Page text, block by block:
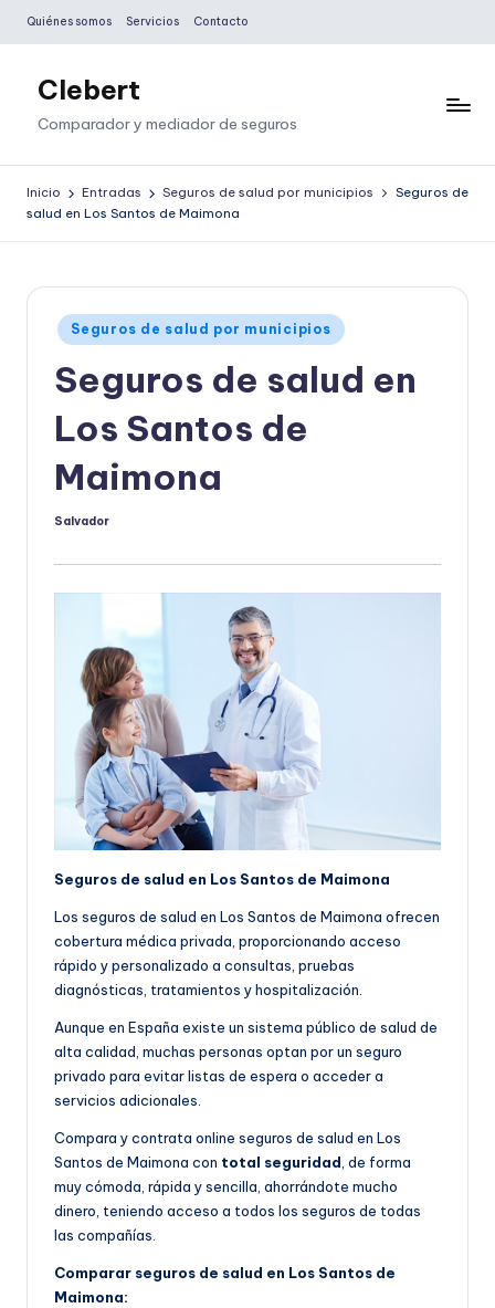
Saltar
contenido
Quiénes somos Servicios Contacto
Clebert
Comparador y mediador de seguros
Inicio Entradas Seguros de salud por municipios
Seguros de
salud en Los Santos de Maimona
Publicado
en
Seguros de salud por municipios
Seguros de salud en
Los Santos de
Maimona
Publicado
Salvador
Seguros de salud en Los Santos de Maimona
Los seguros de salud en Los Santos de Maimona ofrecen
cobertura médica privada, proporcionando acceso
rápido y personalizado a consultas, pruebas
diagnósticas, tratamientos y hospitalización.
Aunque en España existe un sistema público de salud de
alta calidad, muchas personas optan por un seguro
privado para evitar listas de espera o acceder a
servicios adicionales.
Compara y contrata online seguros de salud en Los
Santos de Maimona con total seguridad, de forma
muy cómoda, rápida y sencilla, ahorrándote mucho
dinero, teniendo acceso a todos los seguros de todas
las compañías.
Comparar seguros de salud en Los Santos de
Maimona: